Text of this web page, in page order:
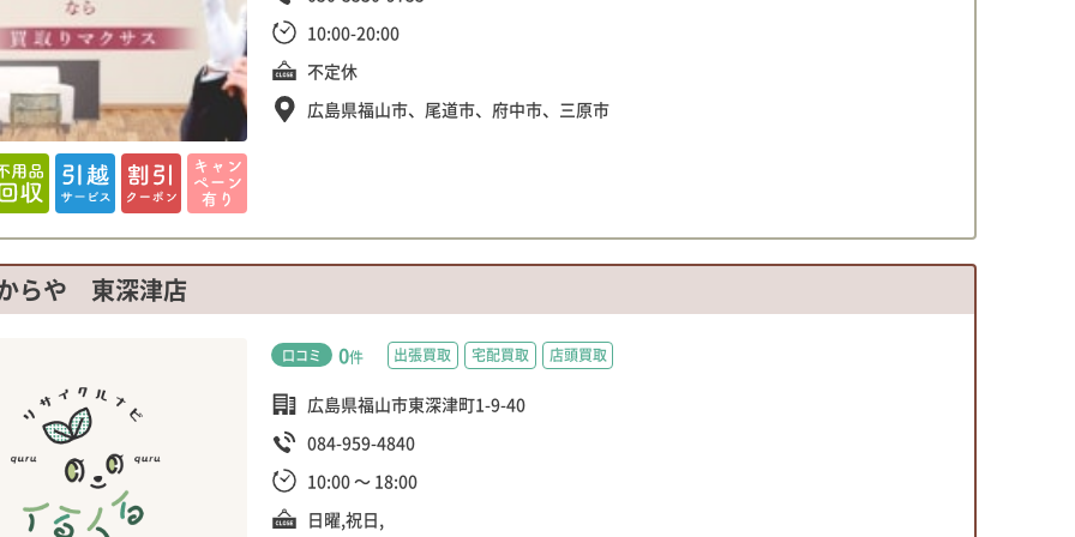
10:00-20:00
不定休
広島県福山市、尾道市、府中市、三原市
らや 東深津店
口コミ 0件 出張買取 宅配買取 店頭買取
広島県福山市東深津町1-9-40
084-959-4840
10:00 ～ 18:00
日曜,祝日,